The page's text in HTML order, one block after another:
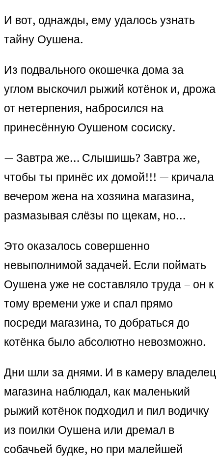
И вот, однажды, ему удалось узнать
тайну Оушена.
Из подвального окошечка дома за
углом выскочил рыжий котёнок и, дрожа
от нетерпения, набросился на
принесённую Оушеном сосиску.
— Завтра же… Слышишь? Завтра же,
чтобы ты принёс их домой!!! — кричала
вечером жена на хозяина магазина,
размазывая слёзы по щекам, но…
Это оказалось совершенно
невыполнимой задачей. Если поймать
Оушена уже не составляло труда – он к
тому времени уже и спал прямо
посреди магазина, то добраться до
котёнка было абсолютно невозможно.
Дни шли за днями. И в камеру владелец
магазина наблюдал, как маленький
рыжий котёнок подходил и пил водичку
из поилки Оушена или дремал в
собачьей будке, но при малейшей